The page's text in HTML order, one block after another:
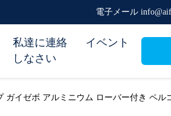
電子メール
私達に連絡
しなさい
イベント
ガイゼボ アルミニウム ローバー付き ペル